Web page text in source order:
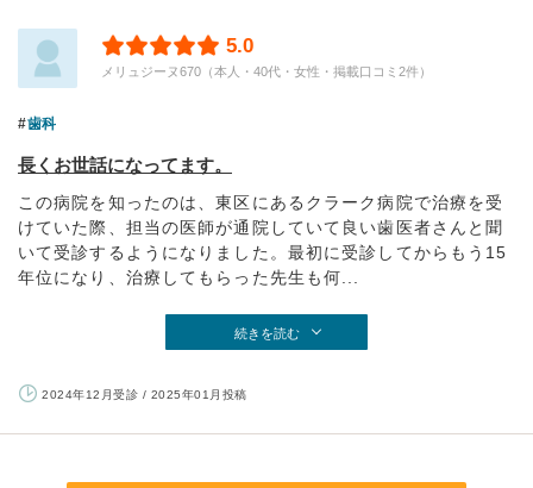
5.0
メリュジーヌ670（本人・40代・女性・掲載口コミ2件）
歯科
長くお世話になってます。
この病院を知ったのは、東区にあるクラーク病院で治療を受
けていた際、担当の医師が通院していて良い歯医者さんと聞
いて受診するようになりました。最初に受診してからもう15
年位になり、治療してもらった先生も何...
続きを読む
2024年12月受診 / 2025年01月投稿